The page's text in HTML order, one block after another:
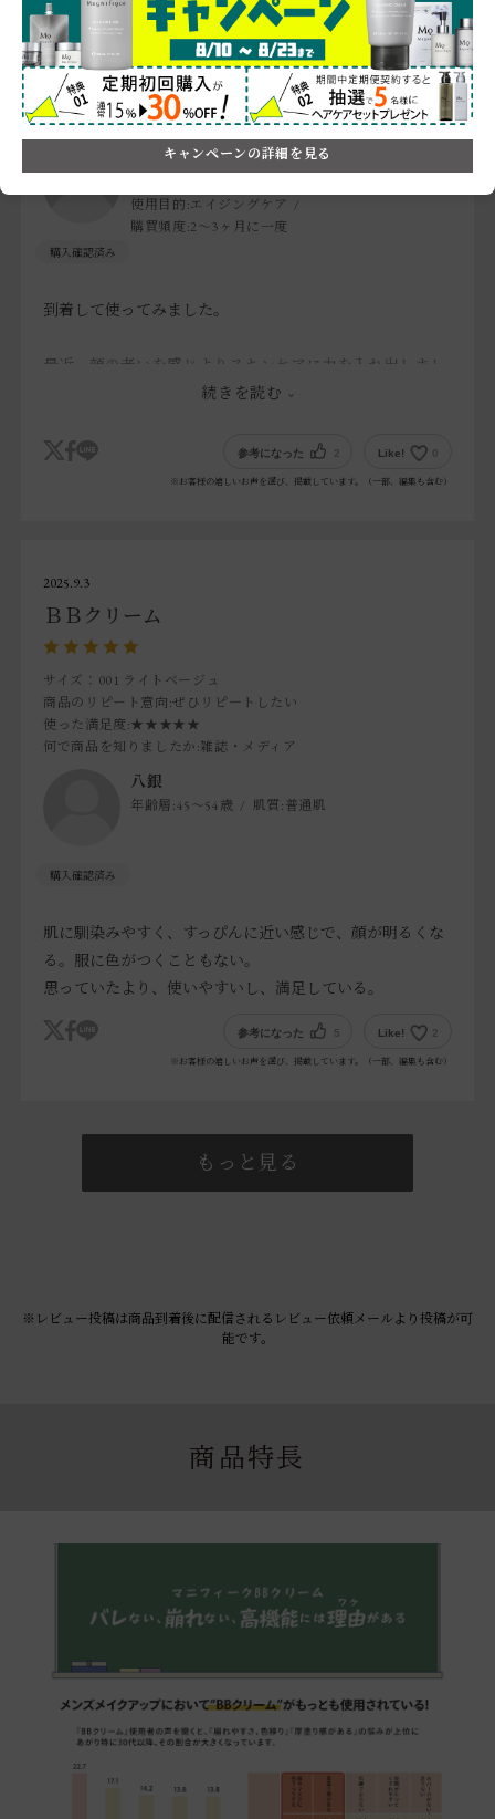
サイズ：001 ライトベージュ
商品のリピート意向:他の商品と比較中
使った満足度
:★★★
何で商品を知りましたか:口コミサイト,雑誌・メディア
Gohdon
使用目的:エイジングケア
購買頻度:2～3ヶ月に一度
到着して使ってみました。
最近、顔の老いを感じよりスキンケアに力を入れ出しまし
男性で初めてBBクリームなどを使う方にはいいかなぁと言
その分、白浮きや韓国メイク的な顔だけ白い感じにはなら
ないです。
日焼け止めとしても30くらいなので、秋冬にはいいかもで
まだ、1回目塗ったすぐなので、
一日経って、テカリとかないことに期待です。
パッケージとか本体のデザインは高級感あって好きです。
続きを読む
参考になった 2 Like! 0
※お客様の嬉しいお声を選び、掲載しています。（一部、編集も含む）
2025.9.3
ＢＢクリーム
サイズ：001 ライトベージュ
商品のリピート意向:ぜひリピートしたい
使った満足度:★★★★★
何で商品を知りましたか:雑誌・メディア
八銀
年齢層:45～54歳 肌質:普通肌
肌に馴染みやすく、すっぴんに近い感じで、顔が明るくな
る。服に色がつくこともない。
思っていたより、使いやすいし、満足している。
参考になった 5 Like! 2
※お客様の嬉しいお声を選び、掲載しています。（一部、編集も含む）
もっと見る
※レビュー投稿は商品到着後に配信されるレビュー依頼メールより投稿が可
能です。
商品特長
キャンペーンの詳細を見る